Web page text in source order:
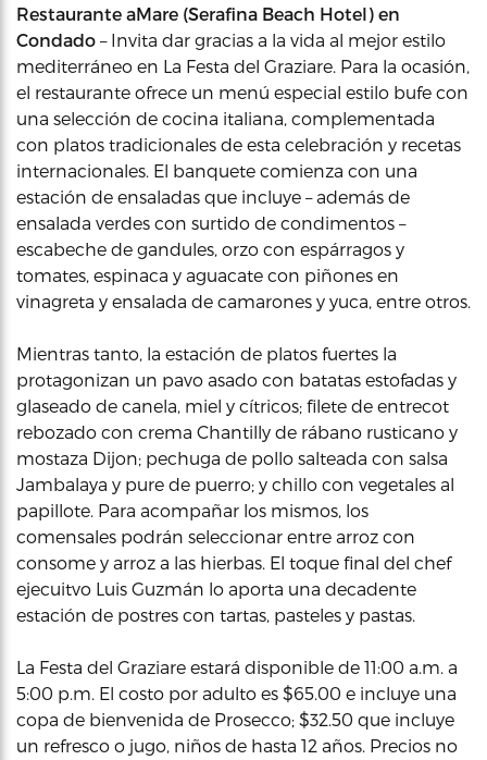
Restaurante aMare (Serafina Beach Hotel) en
Condado – Invita dar gracias a la vida al mejor estilo
mediterráneo en La Festa del Graziare. Para la ocasión,
el restaurante ofrece un menú especial estilo bufe con
una selección de cocina italiana, complementada
con platos tradicionales de esta celebración y recetas
internacionales. El banquete comienza con una
estación de ensaladas que incluye – además de
ensalada verdes con surtido de condimentos –
escabeche de gandules, orzo con espárragos y
tomates, espinaca y aguacate con piñones en
vinagreta y ensalada de camarones y yuca, entre otros.
Mientras tanto, la estación de platos fuertes la
protagonizan un pavo asado con batatas estofadas y
glaseado de canela, miel y cítricos; filete de entrecot
rebozado con crema Chantilly de rábano rusticano y
mostaza Dijon; pechuga de pollo salteada con salsa
Jambalaya y pure de puerro; y chillo con vegetales al
papillote. Para acompañar los mismos, los
comensales podrán seleccionar entre arroz con
consome y arroz a las hierbas. El toque final del chef
ejecuitvo Luis Guzmán lo aporta una decadente
estación de postres con tartas, pasteles y pastas.
La Festa del Graziare estará disponible de 11:00 a.m. a
5:00 p.m. El costo por adulto es $65.00 e incluye una
copa de bienvenida de Prosecco; $32.50 que incluye
un refresco o jugo, niños de hasta 12 años. Precios no